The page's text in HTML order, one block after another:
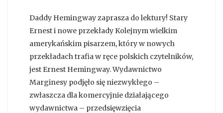
Daddy Hemingway zaprasza do lektury! Stary
Ernest i nowe przekłady Kolejnym wielkim
amerykańskim pisarzem, który w nowych
przekładach trafia w ręce polskich czytelników,
jest Ernest Hemingway. Wydawnictwo
Marginesy podjęło się niezwykłego –
zwłaszcza dla komercyjnie działającego
wydawnictwa – przedsięwzięcia